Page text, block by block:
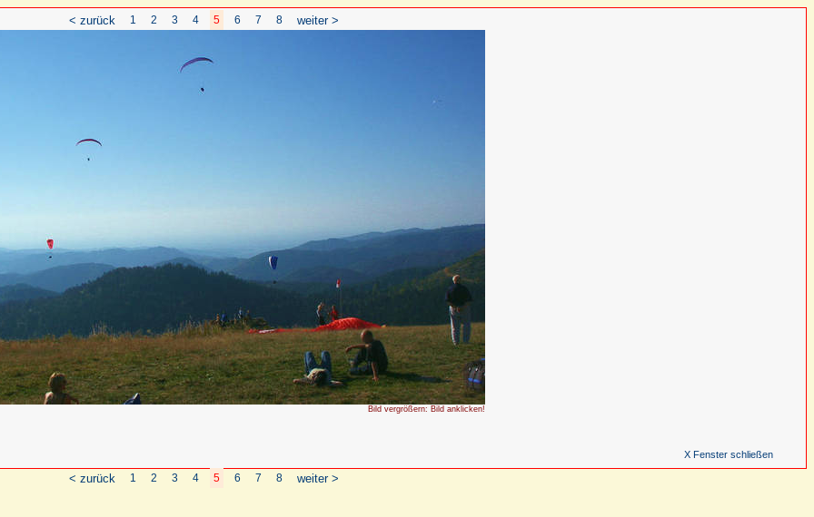
< zurück 1 2 3 4 5 6 7 8 weiter >
Bild vergrößern: Bild anklicken!
X Fenster schließen
< zurück 1 2 3 4 5 6 7 8 weiter >